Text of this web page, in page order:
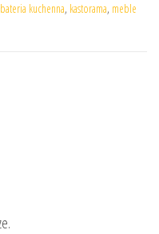
bateria kuchenna, kastorama, meble